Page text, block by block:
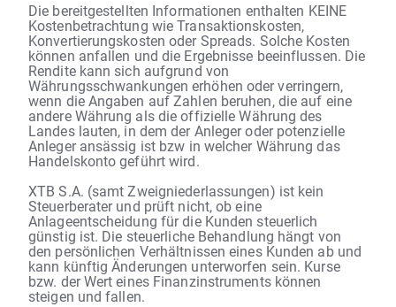
Die bereitgestellten Informationen enthalten KEINE
Kostenbetrachtung wie Transaktionskosten,
Konvertierungskosten oder Spreads. Solche Kosten
können anfallen und die Ergebnisse beeinflussen. Die
Rendite kann sich aufgrund von
Währungsschwankungen erhöhen oder verringern,
wenn die Angaben auf Zahlen beruhen, die auf eine
andere Währung als die offizielle Währung des
Landes lauten, in dem der Anleger oder potenzielle
Anleger ansässig ist bzw in welcher Währung das
Handelskonto geführt wird.
XTB S.A. (samt Zweigniederlassungen) ist kein
Steuerberater und prüft nicht, ob eine
Anlageentscheidung für die Kunden steuerlich
günstig ist. Die steuerliche Behandlung hängt von
den persönlichen Verhältnissen eines Kunden ab und
kann künftig Änderungen unterworfen sein. Kurse
bzw. der Wert eines Finanzinstruments können
steigen und fallen.